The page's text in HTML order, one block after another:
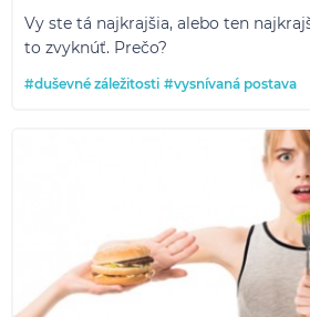
Vy ste tá najkrajšia, alebo ten
to zvyknúť. Prečo?
#duševné záležitosti #vysnívaná postava